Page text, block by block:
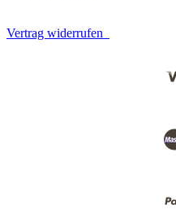
Vertrag widerrufen